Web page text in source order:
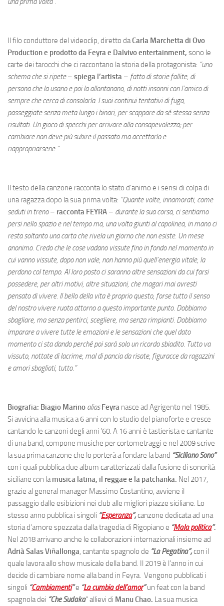
Il filo conduttore del videoclip, diretto daCarla Marchetta di Ovo
Production e prodotto da Feyra e Dalvivo entertainment, sono le
carte dei tarocchi che ci raccontano la storia della protagonista: “uno
schema che si ripete– spiega l’artista – fatto di storie fallite, di
persona che la usano e poi la allontanano, di notti insonni con l’amico di
sempre che cerca di consolarla. I suoi continui tentativi di fuga,
passeggiate senza meta lungo i binari, per scappare da sé stessa senza
risultati. Un gioco di specchi per arrivare alla consapevolezza; per
cambiare non deve più subire il passato ma accettarlo e
riappropriarsene.”
Il testo della canzone racconta lo stato d’animo e i sensi di colpa di
una ragazza dopo la sua prima volta: “Quante volte, innamorati, come
seduti in treno– racconta FEYRA – durante la sua corsa, ci sentiamo
persi nello spazio e nel tempo ma, una volta giunti al capolinea, in mano ci
resta soltanto una carta che rivela un giorno che non esiste. Un mese
anonimo. Credo che le cose vadano vissute fino in fondo nel momento in
cui vanno vissute, dopo non vale, non hanno più quell’energia vitale, la
perdono col tempo. Al loro posto ci saranno altre sensazioni da cui farsi
possedere, per altri motivi, altre situazioni, che magari mai avresti
pensato di vivere. Il bello della vita è proprio questo, forse tutto il senso
del nostro vivere ruota attorno a questo importante punto. Dobbiamo
sbagliare, ma senza pentirci, scegliere, ma senza rimpianti. Dobbiamo
imparare a vivere tutte le emozioni e le sensazioni che quel dato
momento ci sta dando perché poi sarà solo un ricordo sbiadito. Tutto va
vissuto, nottate di lacrime, mal di pancia da risate, figuracce da ragazzini
e amori sbagliati, tutto.”
Biografia: Biagio Marino alias Feyra nasce ad Agrigento nel 1985.
Si avvicina alla musica a 6 anni con lo studio del pianoforte e cresce
cantando le canzoni degli anni ’60. A 16 anni è tastierista e cantante
di una band, compone musiche per cortometraggi e nel 2009 scrive
la sua prima canzone che lo porterà a fondare la band “Siciliano Sono”
con i quali pubblica due album caratterizzati dalla fusione di sonorità
siciliane con lamusica latina, il reggae e la patchanka. Nel 2017,
grazie al general manager Massimo Costantino, avviene il
passaggio dalle esibizioni nei club alle migliori piazze siciliane. Lo
stesso anno pubblica i singoli “Esperanza”,canzone dedicata ad una
storia d’amore spezzata dalla tragedia di Rigopiano e “Mala politica”.
Nel 2018 arrivano anche le collaborazioni internazionali insieme ad
Adrià Salas Viñallonga, cantante spagnolo de “La Pegatina”,con il
quale lavora allo show musicale della band. Il 2019 è l’anno in cui
decide di cambiare nome alla band in Feyra. Vengono pubblicati i
singoli “Cambiamenti”e “La cumbia dell’amor”un feat con la band
spagnola dei “Che Sudaka” allievi di Manu Chao. La sua musica